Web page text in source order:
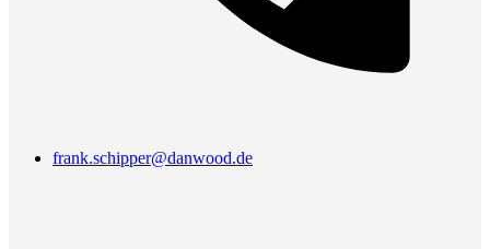
frank.schipper@danwood.de